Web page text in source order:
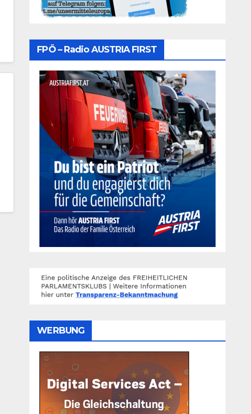
FPÖ – Radio AUSTRIA FIRST
WERBUNG